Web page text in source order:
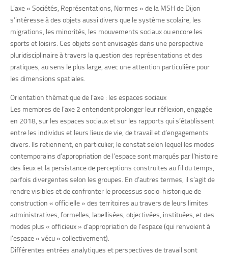
L’axe « Sociétés, Représentations, Normes » de la MSH de Dijon
s’intéresse à des objets aussi divers que le système scolaire, les
migrations, les minorités, les mouvements sociaux ou encore les
sports et loisirs. Ces objets sont envisagés dans une perspective
pluridisciplinaire à travers la question des représentations et des
pratiques, au sens le plus large, avec une attention particulière pour
les dimensions spatiales.
Orientation thématique de l’axe : les espaces sociaux
Les membres de l’axe 2 entendent prolonger leur réflexion, engagée
en 2018, sur les espaces sociaux et sur les rapports qui s’établissent
entre les individus et leurs lieux de vie, de travail et d’engagements
divers. Ils retiennent, en particulier, le constat selon lequel les modes
contemporains d’appropriation de l’espace sont marqués par l’histoire
des lieux et la persistance de perceptions construites au fil du temps,
parfois divergentes selon les groupes. En d’autres termes, il s’agit de
rendre visibles et de confronter le processus socio-historique de
construction « officielle » des territoires au travers de leurs limites
administratives, formelles, labellisées, objectivées, instituées, et des
modes plus « officieux » d’appropriation de l’espace (qui renvoient à
l’espace « vécu » collectivement).
Différentes entrées analytiques et perspectives de travail sont